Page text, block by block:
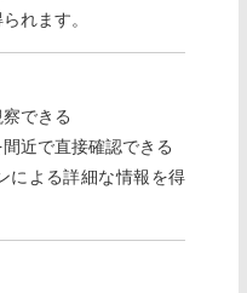
れます。
できる
近で直接確認できる
による詳細な情報を得